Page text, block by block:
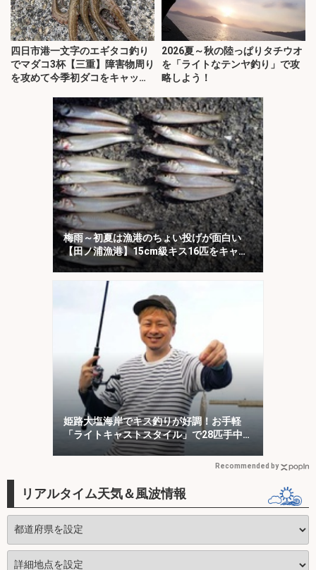
四日市港一文字のエギタコ釣り
でマダコ3杯【三重】障害物周り
を攻めて今季初ダコをキャッ
2026夏～秋の陸っぱりタチウオ
を「ライトなテンヤ釣り」で攻
略しよう！
梅雨～初夏は漁港のちょい投げが面白い
【田ノ浦漁港】15cm級キス16匹をキャッ
チ！
姫路大塩海岸でキス釣りが好調！お手軽
「ライトキャストスタイル」で28匹手中
Recommended by
リアルタイム天気＆風波情報